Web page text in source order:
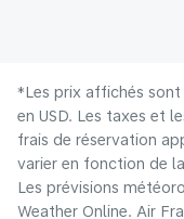
*Les prix affichés
en USD. Les taxes et
frais de réservation
varier en fonction de
Les prévisions
Weather Online. Air